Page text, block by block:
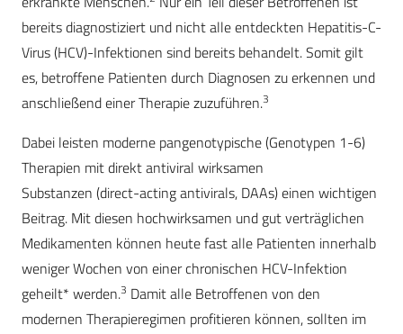
bereits diagnostiziert und nicht alle entdeckten Hepatitis-C-
Virus (HCV)-Infektionen sind bereits behandelt. Somit gilt
es, betroffene Patienten durch Diagnosen zu erkennen und
anschließend einer Therapie zuzuführen.3
Dabei leisten moderne pangenotypische (Genotypen 1-6)
Therapien mit direkt antiviral wirksamen
Substanzen (direct-acting antivirals, DAAs) einen wichtigen
Beitrag. Mit diesen hochwirksamen und gut verträglichen
Medikamenten können heute fast alle Patienten innerhalb
weniger Wochen von einer chronischen HCV-Infektion
geheilt* werden.3 Damit alle Betroffenen von den
modernen Therapieregimen profitieren können, sollten im